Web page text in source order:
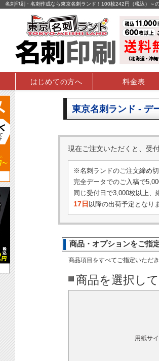
名刺印刷・名刺作成なら東京名刺ランド！100枚242円（税込）～
はじめての方へ 料金表
東京名刺ランド - デ
現在ご注文いただくと、受
※名刺ランドのご注文締め
完全データでのご入稿で
同じ受付日で3,000枚以上
17日 以降の出荷予定となり
商品・オプションをご指
商品項目をすべてご指定いただ
商品を選択し
用紙サ